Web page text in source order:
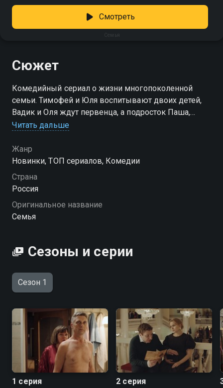
Семья
Смотреть
Сюжет
Комедийный сериал о жизни многопоколенной
семьи. Тимофей и Юля воспитывают двоих детей,
Вадик и Оля ждут первенца, а подросток Паша,
живя с родителями, начинает познавать взрослую
проблемами и переживает моменты счастья,
которые и составляют картину семейной жизни.
«Семья» — смотрите онлайн в хорошем качестве.
Читать дальше
Жанр
Новинки, ТОП сериалов, Комедии
Страна
Россия
Оригинальное название
Семья
Сезоны и серии
Сезон 1
1 серия 2 серия